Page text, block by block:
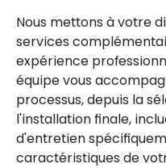
Nous mettons à votre
services
expérience
équipe vous
processus, depuis la
l'installation finale,
d'entretien
caractéristiques de